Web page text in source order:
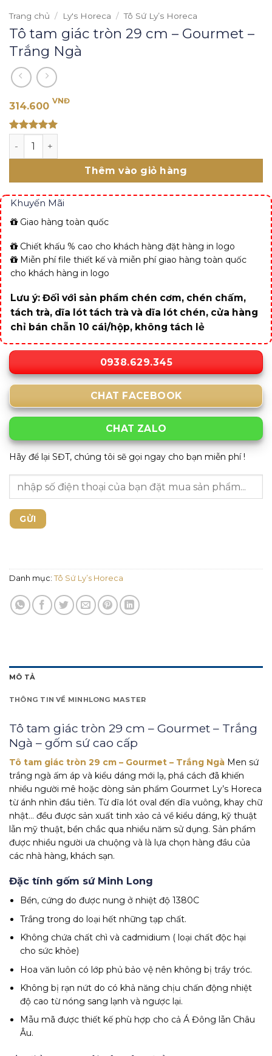
Trang chủ / Ly's Horeca / Tô Sứ Ly’s Horeca
Tô tam giác tròn 29 cm – Gourmet –
Trắng Ngà
314.600 VNĐ
out of 5
Tô tam giác tròn 29 cm - Gourmet - Trắng Ngà số lượng
Thêm vào giỏ hàng
Khuyến Mãi
Giao hàng toàn quốc
Chiết khấu % cao cho khách hàng đặt hàng in logo
Miễn phí file thiết kế và miễn phí giao hàng toàn quốc
cho khách hàng in logo
Lưu ý: Đối với sản phẩm chén cơm, chén chấm,
tách trà, dĩa lót tách trà và dĩa lót chén, cửa hàng
chỉ bán chẵn 10 cái/hộp, không tách lẻ
0938.629.345
CHAT FACEBOOK
CHAT ZALO
Hãy để lại SĐT, chúng tôi sẽ gọi ngay cho bạn miễn phí !
Danh mục: Tô Sứ Ly’s Horeca
MÔ TẢ
THÔNG TIN VỀ MINHLONG MASTER
Tô tam giác tròn 29 cm – Gourmet – Trắng
Ngà – gốm sứ cao cấp
Tô tam giác tròn 29 cm – Gourmet – Trắng Ngà Men sứ
trắng ngà ấm áp và kiểu dáng mới lạ, phá cách đã khiến
nhiều người mê hoặc dòng sản phẩm Gourmet Ly’s Horeca
từ ánh nhìn đầu tiên. Từ dĩa lót oval đến dĩa vuông, khay chữ
nhật… đều được sản xuất tinh xảo cả về kiểu dáng, kỹ thuật
lẫn mỹ thuật, bền chắc qua nhiều năm sử dụng. Sản phẩm
được nhiều người ưa chuộng và là lựa chọn hàng đầu của
các nhà hàng, khách sạn.
Đặc tính gốm sứ Minh Long
Bền, cứng do được nung ở nhiệt độ 1380C
Trắng trong do loại hết những tạp chất.
Không chứa chất chì và cadmidium ( loại chất độc hại
cho sức khỏe)
Hoa văn luôn có lớp phủ bảo vệ nên không bị trầy tróc.
Không bị rạn nứt do có khả năng chịu chấn động nhiệt
độ cao từ nóng sang lạnh và ngược lại.
Mẫu mã được thiết kế phù hợp cho cả Á Đông lẫn Châu
Âu.